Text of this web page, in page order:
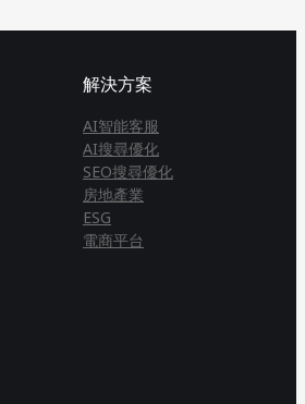
解決方案
AI智能客服
AI搜尋優化
SEO搜尋優化
房地產業
ESG
電商平台